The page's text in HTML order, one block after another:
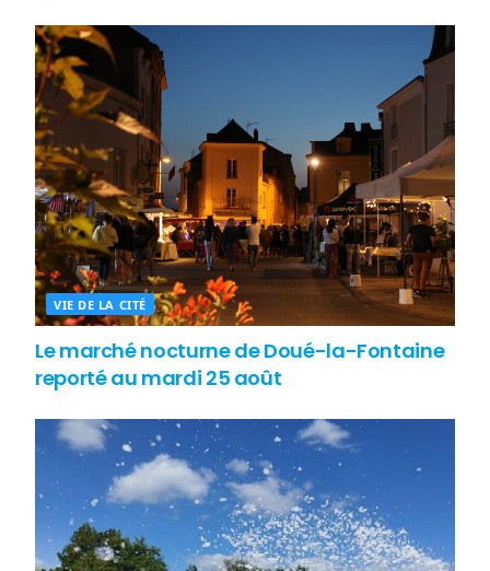
VIE DE LA CITÉ
Le marché nocturne de Doué-la-Fontaine
reporté au mardi 25 août